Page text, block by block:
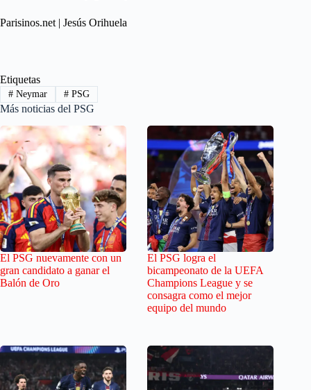
Parisinos.net | Jesús Orihuela
Etiquetas
#Neymar #PSG
Más noticias del PSG
El PSG nuevamente con un
gran candidato a ganar el
Balón de Oro
El PSG logra el
bicampeonato de la UEFA
Champions League y se
consagra como el mejor
equipo del mundo